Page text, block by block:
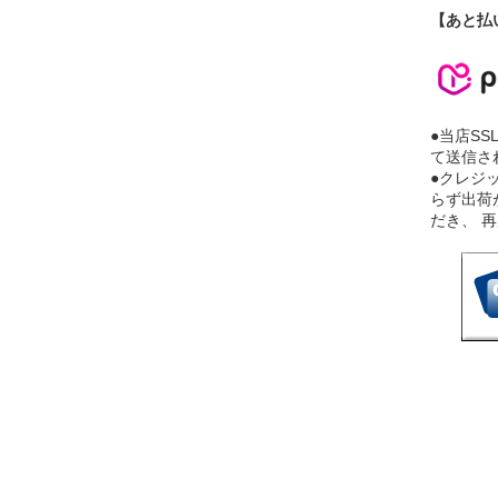
【あと
●当店
て送信さ
●クレジ
らず出
だき、